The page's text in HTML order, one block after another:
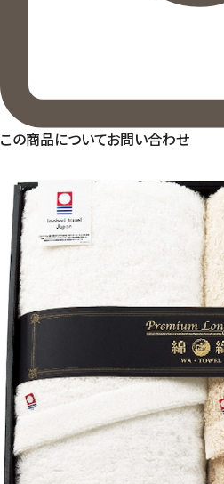
この商品についてお問い合わせ